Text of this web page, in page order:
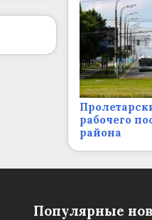
рабочего
района
Популярные